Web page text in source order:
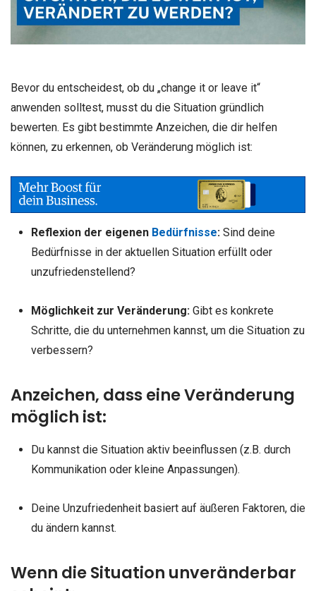
Bevor du entscheidest, ob du „change it or leave it“
anwenden solltest, musst du die Situation gründlich
bewerten. Es gibt bestimmte Anzeichen, die dir helfen
können, zu erkennen, ob Veränderung möglich ist:
Reflexion der eigenen Bedürfnisse:Sind deine
Bedürfnisse in der aktuellen Situation erfüllt oder
unzufriedenstellend?
Möglichkeit zur Veränderung:Gibt es konkrete
Schritte, die du unternehmen kannst, um die Situation zu
verbessern?
Anzeichen, dass eine Veränderung
möglich ist:
Du kannst die Situation aktiv beeinflussen (z.B. durch
Kommunikation oder kleine Anpassungen).
Deine Unzufriedenheit basiert auf äußeren Faktoren, die
du ändern kannst.
Wenn die Situation unveränderbar